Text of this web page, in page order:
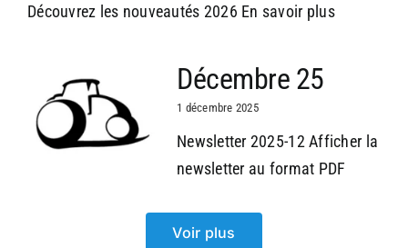
Découvrez les nouveautés 2026 En savoir plus
Décembre 25
1 décembre 2025
Newsletter 2025-12 Afficher la
newsletter au format PDF
Voir plus